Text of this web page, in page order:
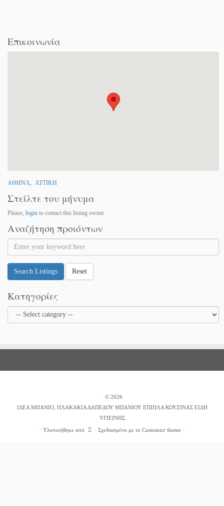
Επικοινωνία
ΑΘΗΝΑ, ΑΤΤΙΚΗ
Στείλτε του μήνυμα
Please, login to contact this listing owner.
Αναζήτηση προιόντων
Search Listings Reset
Κατηγορίες
· © 2026
ΙΔΕΑ ΜΠΑΝΙΟ, ΠΛΑΚΑΚΙΑ ΔΑΠΕΔΟΥ ΜΠΑΝΙΟΥ ΕΠΙΠΛΑ ΚΟΥΖΙΝΑΣ ΕΙΔΗ
ΥΓΙΕΙΝΗΣ
· Υλοποιήθηκε από · Σχεδιασμένο με το Customizr theme ·